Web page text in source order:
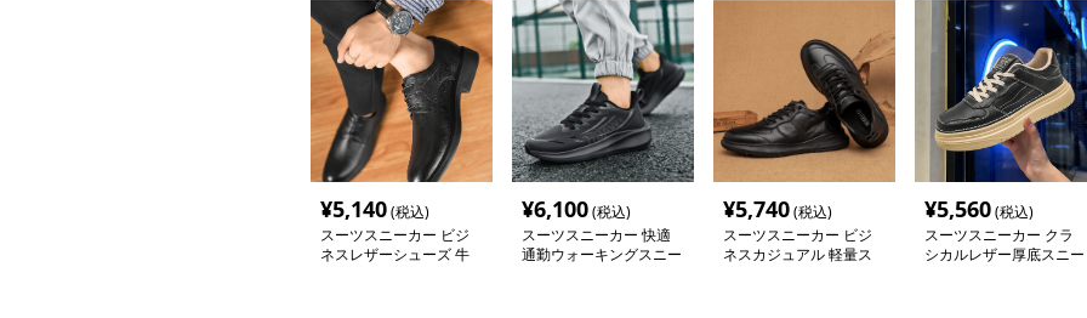
¥5,140(税込)
スーツスニーカー ビジ
ネスレザーシューズ 牛
¥6,100(税込)
スーツスニーカー 快適
通勤ウォーキングスニー
¥5,740(税込)
スーツスニーカー ビジ
ネスカジュアル 軽量ス
¥5,560(税込)
スーツスニーカー クラ
シカルレザー厚底スニー